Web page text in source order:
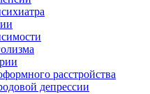
расстройства
депрессии